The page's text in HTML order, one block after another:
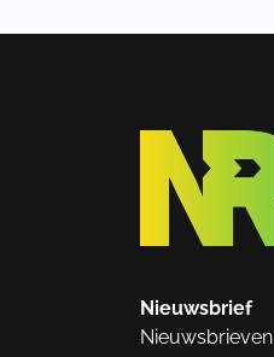
Nieuwsbrief
Nieuwsbrieven